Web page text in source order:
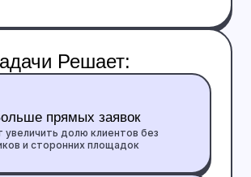
и выводим проект в
стабильно принимал заявки